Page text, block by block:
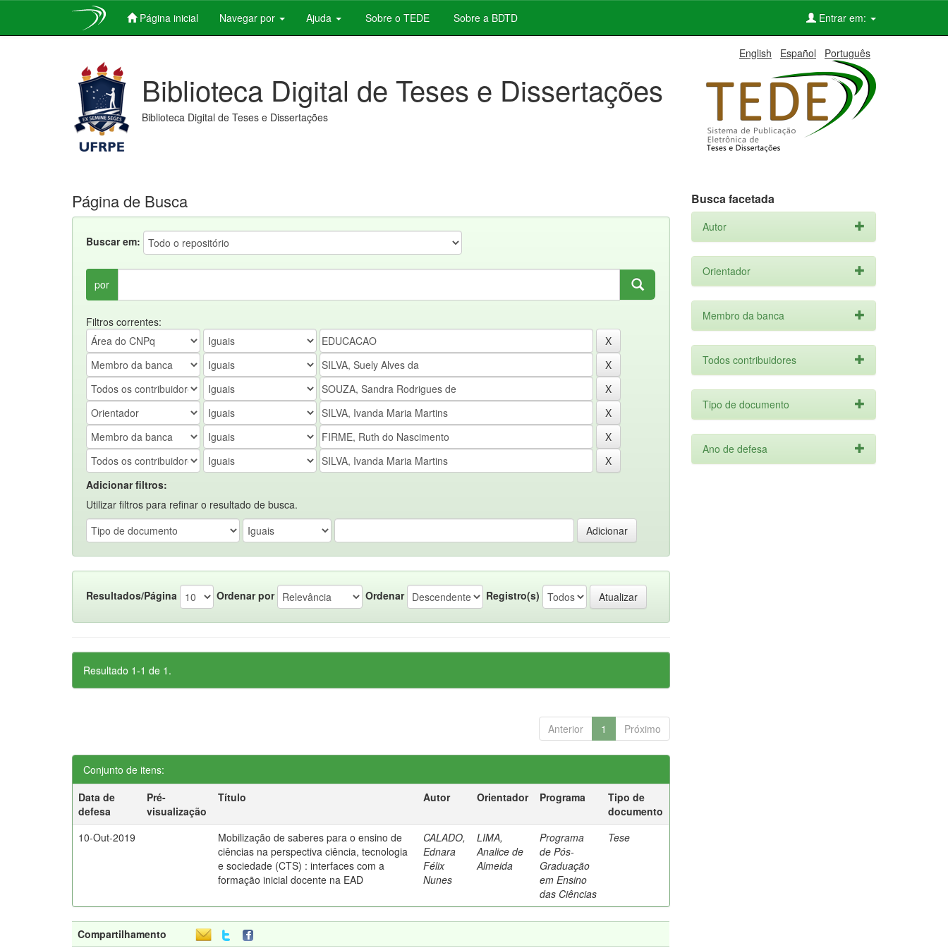
Página inicial Navegar por Ajuda Sobre o TEDE Sobre a BDTD Entrar em:
English Español Português
Biblioteca Digital de Teses e Dissertações
Biblioteca Digital de Teses e Dissertações
Página de Busca
Buscar em:
por
Filtros correntes:
Adicionar filtros:
Utilizar filtros para refinar o resultado de busca.
Resultados/Página Ordenar por Ordenar Registro(s)
Resultado 1-1 de 1.
Anterior 1 Próximo
Conjunto de itens:
Data de
defesa
Pré-
visualização
Título Autor Orientador Programa
Tipo de
documento
10-Out-2019
Mobilização de saberes para o ensino de
ciências na perspectiva ciência, tecnologia
e sociedade (CTS) : interfaces com a
formação inicial docente na EAD
CALADO,
Ednara
Félix
Nunes
LIMA,
Analice de
Almeida
Programa
de Pós-
Graduação
em Ensino
das Ciências
Tese
Compartilhamento
Busca facetada
Autor
Orientador
Membro da banca
Todos contribuidores
Tipo de documento
Ano de defesa